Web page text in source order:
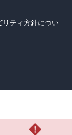
リティ方針につい